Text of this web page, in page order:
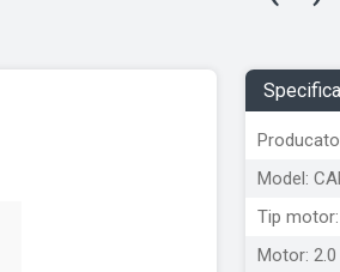
Model:
Tip
Motor: 2.0